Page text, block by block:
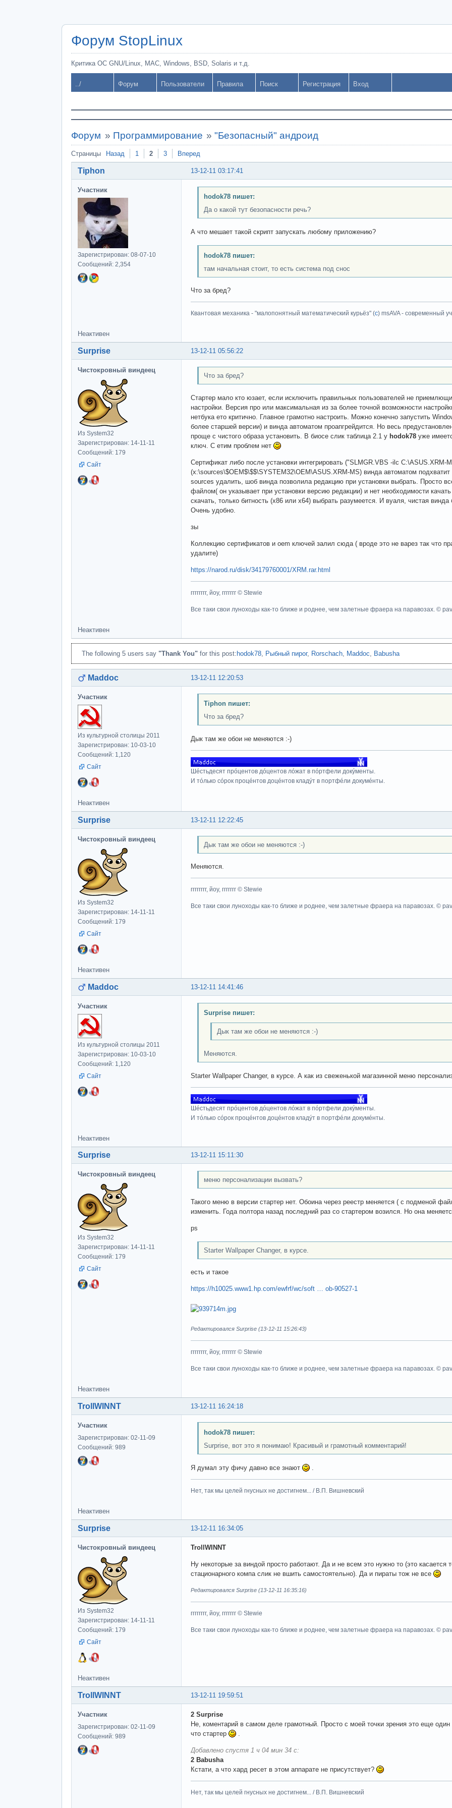
Форум StopLinux
Критика ОС GNU/Linux, MAC, Windows, BSD, Solaris и т.д.
../ Форум Пользователи Правила Поиск Регистрация Вход
Форум » Программирование »"Безопасный" андроид
Страницы Назад 1 2 3 Вперед
13-12-11 03:17:41
Tiphon
Участник
Зарегистрирован: 08-07-10
Сообщений: 2,354
hodok78 пишет:
Да о какой тут безопасности речь?
А что мешает такой скрипт запускать любому приложению?
hodok78 пишет:
там начальная стоит, то есть система под снос
Что за бред?
Квантовая механика - "малопонятный математический курьёз" (с) msAVA - современный
Неактивен
13-12-11 05:56:22
Surprise
Чистокровный виндеец
Из System32
Зарегистрирован: 14-11-11
Сообщений: 179
Сайт
Что за бред?
Стартер мало кто юзает, если исключить правильных пользователей не
настройки. Версия про или максимальная из за более точной возможности
нетбука ето критично. Главное грамотно настроить. Можно конечно запустить
более старшей версии) и винда автоматом проапгрейдится. Но весь
проще с чистого образа установить. В биосе слик таблица 2.1 у hodok78 уже
ключ. С етим проблем нет
Сертификат либо после установки интегрировать ("SLMGR.VBS -ilc C:\ASUS.XRM-
(x:\sources\$OEM$\$$\SYSTEM32\OEM\ASUS.XRM-MS) винда автоматом
sources удалить, шоб винда позволила редакцию при установки выбрать. Просто
файлом( он указывает при установки версию редакции) и нет необходимости
скачать, только битность (х86 или х64) выбрать разумеется. И вуаля, чистая
Очень удобно.
зы
Коллекцию сертификатов и oem ключей залил сюда ( вроде это не варез так что
удалите)
https://narod.ru/disk/34179760001/XRM.rar.html
гггггггг, йоу, ггггггг © Stewie
Все таки свои луноходы как-то ближе и роднее, чем залетные фраера на паравозах. ©
Неактивен
The following 5 users say "Thank You" for this post: hodok78 Рыбный пирог, Rorschach Maddoc Babusha
13-12-11 12:20:53
Maddoc
Участник
Из культурной столицы 2011
Зарегистрирован: 10-03-10
Сообщений: 1,120
Сайт
Tiphon пишет:
Что за бред?
Дык там же обои не меняются :-)
Шéстьдесят прóцентов дóцентов лóжат в пóртфели докýменты.
И тóлько сóрок процéнтов доцéнтов кладýт в портфéли докумéнты.
Неактивен
13-12-11 12:22:45
Surprise
Чистокровный виндеец
Из System32
Зарегистрирован: 14-11-11
Сообщений: 179
Сайт
Дык там же обои не меняются :-)
Меняются.
гггггггг, йоу, ггггггг © Stewie
Все таки свои луноходы как-то ближе и роднее, чем залетные фраера на паравозах. ©
Неактивен
13-12-11 14:41:46
Maddoc
Участник
Из культурной столицы 2011
Зарегистрирован: 10-03-10
Сообщений: 1,120
Сайт
Surprise пишет:
Дык там же обои не меняются :-)
Меняются.
Starter Wallpaper Changer, в курсе. А как из свеженькой магазинной меню
Шéстьдесят прóцентов дóцентов лóжат в пóртфели докýменты.
И тóлько сóрок процéнтов доцéнтов кладýт в портфéли докумéнты.
Неактивен
13-12-11 15:11:30
Surprise
Чистокровный виндеец
Из System32
Зарегистрирован: 14-11-11
Сообщений: 179
Сайт
меню персонализации вызвать?
Такого меню в версии стартер нет. Обоина через реестр меняется ( с подменой
изменить. Года полтора назад последний раз со стартером возился. Но она
ps
Starter Wallpaper Changer, в курсе.
есть и такое
https://h10025.www1.hp.com/ewfrf/wc/soft … ob-90527-1
Редактировался Surprise (13-12-11 15:26:43)
гггггггг, йоу, ггггггг © Stewie
Все таки свои луноходы как-то ближе и роднее, чем залетные фраера на паравозах. ©
Неактивен
13-12-11 16:24:18
TrollWINNT
Участник
Зарегистрирован: 02-11-09
Сообщений: 989
hodok78 пишет:
Surprise, вот это я понимаю! Красивый и грамотный комментарий!
Я думал эту фичу давно все знают
Нет, так мы целей гнусных не достигнем... / В.П. Вишневский
Неактивен
13-12-11 16:34:05
Surprise
Чистокровный виндеец
Из System32
Зарегистрирован: 14-11-11
Сообщений: 179
Сайт
TrollWINNT
Ну некоторые за виндой просто работают. Да и не всем это нужно то (это касается
стационарного компа слик не вшить самостоятельно). Да и пираты тож не все
Редактировался Surprise (13-12-11 16:35:16)
гггггггг, йоу, ггггггг © Stewie
Все таки свои луноходы как-то ближе и роднее, чем залетные фраера на паравозах. ©
Неактивен
13-12-11 19:59:51
TrollWINNT
Участник
Зарегистрирован: 02-11-09
Сообщений: 989
2 Surprise
Не, коментарий в самом деле грамотный. Просто с моей точки зрения это еще
что стартер
Добавлено спустя 1 ч 04 мин 34 с:
2 Babusha
Кстати, а что хард ресет в этом аппарате не присутствует?
Нет, так мы целей гнусных не достигнем... / В.П. Вишневский